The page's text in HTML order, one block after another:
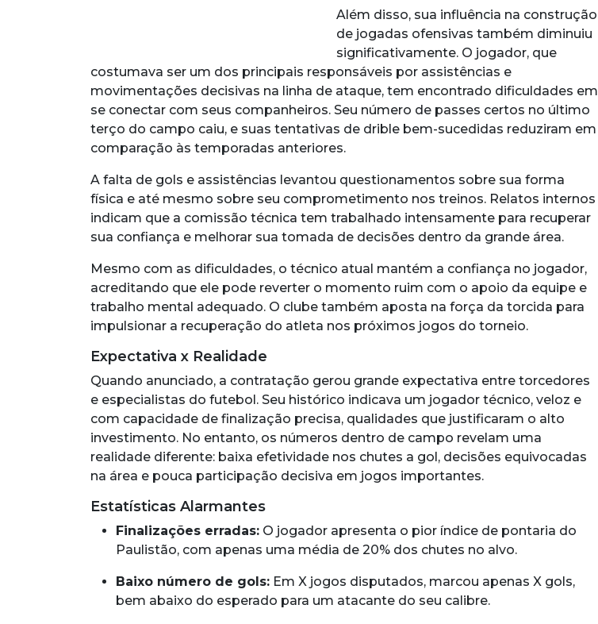
Além disso, sua influência na construção
de jogadas ofensivas também diminuiu
significativamente. O jogador, que
costumava ser um dos principais responsáveis por assistências e
movimentações decisivas na linha de ataque, tem encontrado dificuldades em
se conectar com seus companheiros. Seu número de passes certos no último
terço do campo caiu, e suas tentativas de drible bem-sucedidas reduziram em
comparação às temporadas anteriores.
A falta de gols e assistências levantou questionamentos sobre sua forma
física e até mesmo sobre seu comprometimento nos treinos. Relatos internos
indicam que a comissão técnica tem trabalhado intensamente para recuperar
sua confiança e melhorar sua tomada de decisões dentro da grande área.
Mesmo com as dificuldades, o técnico atual mantém a confiança no jogador,
acreditando que ele pode reverter o momento ruim com o apoio da equipe e
trabalho mental adequado. O clube também aposta na força da torcida para
impulsionar a recuperação do atleta nos próximos jogos do torneio.
Expectativa x Realidade
Quando anunciado, a contratação gerou grande expectativa entre torcedores
e especialistas do futebol. Seu histórico indicava um jogador técnico, veloz e
com capacidade de finalização precisa, qualidades que justificaram o alto
investimento. No entanto, os números dentro de campo revelam uma
realidade diferente: baixa efetividade nos chutes a gol, decisões equivocadas
na área e pouca participação decisiva em jogos importantes.
Estatísticas Alarmantes
Finalizações erradas: O jogador apresenta o pior índice de pontaria do
Paulistão, com apenas uma média de 20% dos chutes no alvo.
Baixo número de gols: Em X jogos disputados, marcou apenas X gols,
bem abaixo do esperado para um atacante do seu calibre.